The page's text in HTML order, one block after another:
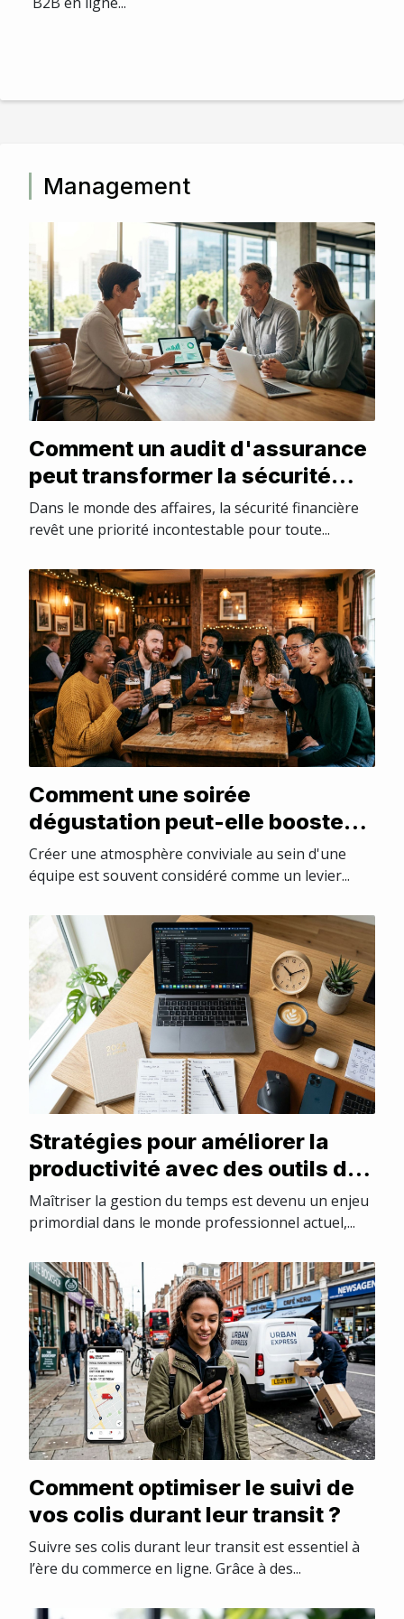
Management
Comment un audit d'assurance
peut transformer la sécurité
financière de votre entreprise ?
Dans le monde des affaires, la sécurité financière
revêt une priorité incontestable pour toute...
Comment une soirée
dégustation peut-elle booster
la cohésion d'équipe ?
Créer une atmosphère conviviale au sein d'une
équipe est souvent considéré comme un levier...
Stratégies pour améliorer la
productivité avec des outils de
gestion du temps
Maîtriser la gestion du temps est devenu un enjeu
primordial dans le monde professionnel actuel,...
Comment optimiser le suivi de
vos colis durant leur transit ?
Suivre ses colis durant leur transit est essentiel à
l’ère du commerce en ligne. Grâce à des...